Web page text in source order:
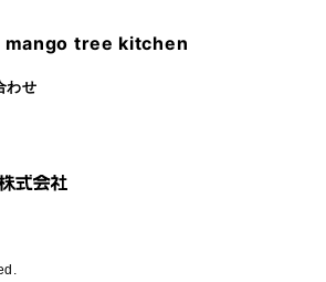
mango tree kitchen
わせ